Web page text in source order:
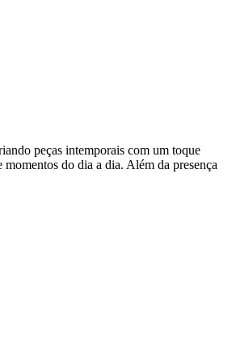
peças intemporais com um toque
do dia a dia. Além da presença